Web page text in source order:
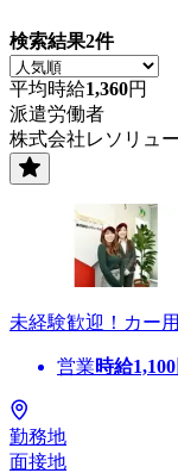
検索結果2件
平均時給1,360円
派遣労働者
株式会社レソリュ
未経験歓迎！カー
営業時給1,100
勤務地
面接地